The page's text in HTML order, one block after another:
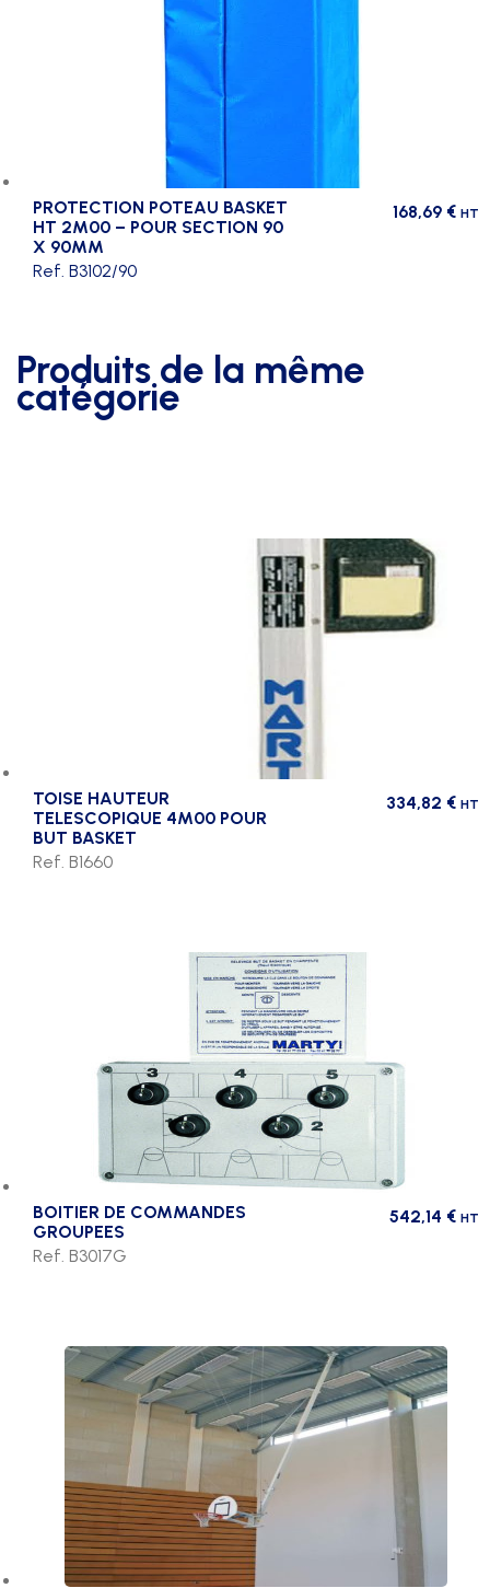
PROTECTION POTEAU BASKET
HT 2M00 – POUR SECTION 90
X 90MM
168,69 € HT
Ref. B3102/90
Produits de la même
catégorie
TOISE HAUTEUR
TELESCOPIQUE 4M00 POUR
BUT BASKET
334,82 € HT
Ref. B1660
BOITIER DE COMMANDES
GROUPEES
542,14 € HT
Ref. B3017G